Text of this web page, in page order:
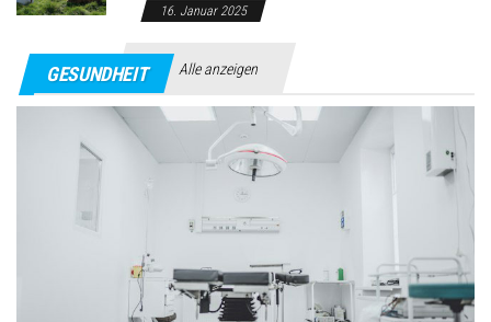
16. Januar 2025
GESUNDHEIT Alle anzeigen